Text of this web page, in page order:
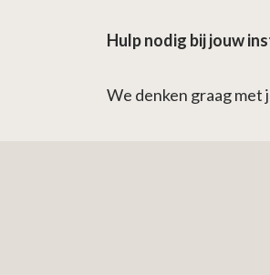
Hulp nodig bij jouw
We denken graag met